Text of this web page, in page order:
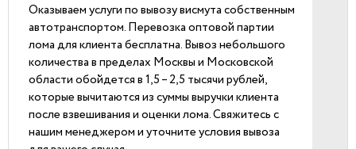
Оказываем услуги по вывозу висмута собственным
автотранспортом. Перевозка оптовой партии
лома для клиента бесплатна. Вывоз небольшого
количества в пределах Москвы и Московской
области обойдется в 1,5 – 2,5 тысячи рублей,
которые вычитаются из суммы выручки клиента
после взвешивания и оценки лома. Свяжитесь с
нашим менеджером и уточните условия вывоза